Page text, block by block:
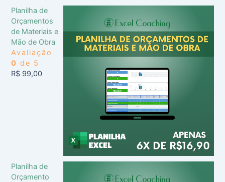
Planilha de
Orçamentos
de Materiais e
Mão de Obra
Avaliação
0 de 5
R$ 99,00
Planilha de
Orçamento